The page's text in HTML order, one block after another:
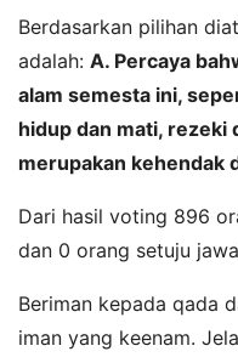
Berdasarkan pilihan
adalah: A. Percaya
alam semesta ini,
hidup dan mati, rezeki
merupakan kehendak
Dari hasil voting 896
dan 0 orang setuju
Beriman kepada qada
iman yang keenam.